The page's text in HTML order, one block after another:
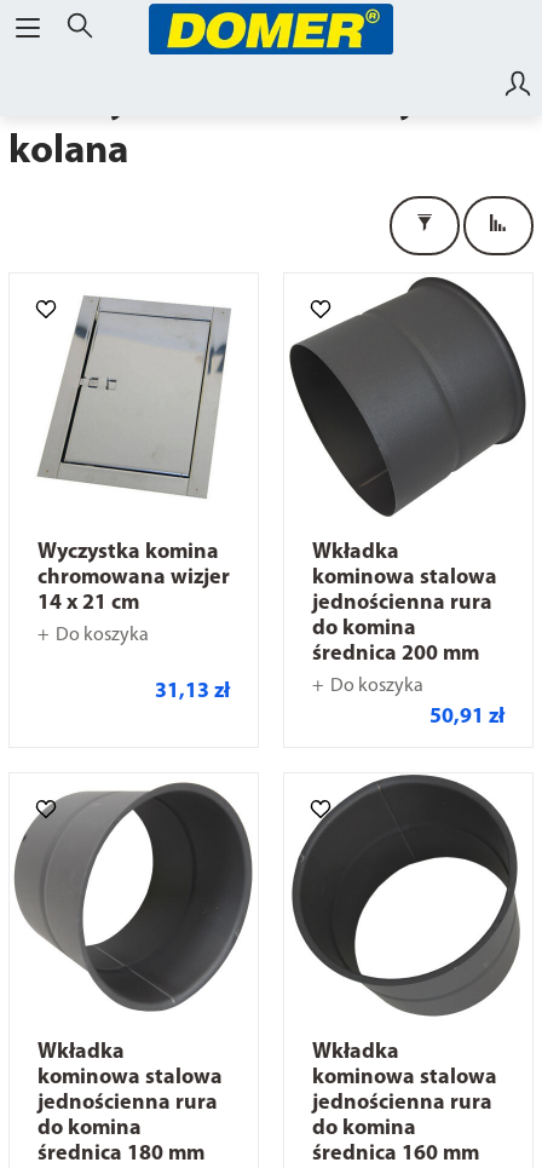
kolana
Wyczystka komina
chromowana wizjer
14 x 21 cm
Do koszyka
31,13 zł
Wkładka
kominowa stalowa
jednościenna rura
do komina
średnica 200 mm
Do koszyka
50,91 zł
Wkładka
kominowa stalowa
jednościenna rura
do komina
średnica 180 mm
Wkładka
kominowa stalowa
jednościenna rura
do komina
średnica 160 mm